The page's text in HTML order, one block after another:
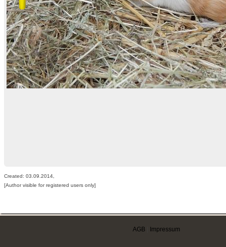
Created: 03.09.2014,
[Author visible for registered users only]
AGB Impressum